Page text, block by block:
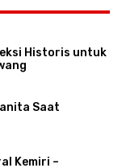
Historis untuk
Saat
Kemiri –